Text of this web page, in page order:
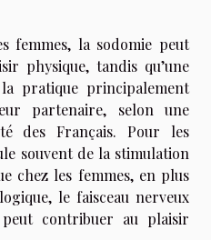
femmes, la sodomie peut
physique, tandis qu’une
pratique principalement
partenaire, selon une
des Français. Pour les
souvent de la stimulation
chez les femmes, en plus
le faisceau nerveux
contribuer au plaisir